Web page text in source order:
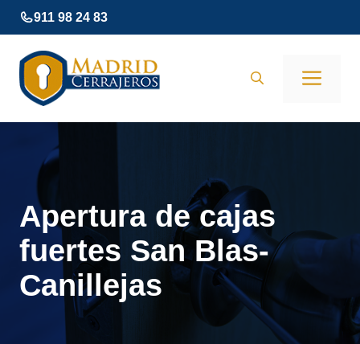
Saltar
al
contenido
911 98 24 83
Apertura de cajas
fuertes San Blas-
Canillejas